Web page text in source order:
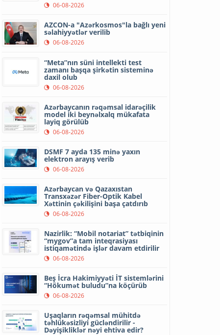
06-08-2026
AZCON-a "Azərkosmos"la bağlı yeni
səlahiyyətlər verilib
06-08-2026
“Meta”nın süni intellekti test
zamanı başqa şirkətin sisteminə
daxil olub
06-08-2026
Azərbaycanın rəqəmsal idarəçilik
model iki beynəlxalq mükafata
layiq görülüb
06-08-2026
DSMF 7 ayda 135 minə yaxın
elektron arayış verib
06-08-2026
Azərbaycan və Qazaxıstan
Transxəzər Fiber-Optik Kabel
Xəttinin çəkilişini başa çatdırıb
06-08-2026
Nazirlik: “Mobil notariat” tətbiqinin
“mygov”a tam inteqrasiyası
istiqamətində işlər davam etdirilir
06-08-2026
Beş İcra Hakimiyyəti İT sistemlərini
“Hökumət buludu”na köçürüb
06-08-2026
Uşaqların rəqəmsal mühitdə
təhlükəsizliyi gücləndirilir -
Dəyişikliklər nəyi ehtiva edir?